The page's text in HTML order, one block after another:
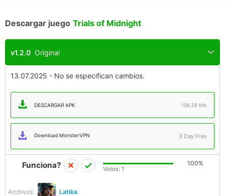
Descargar juego Trials of Midnight
v1.2.0 Original
13.07.2025 - No se especifican cambios.
DESCARGAR APK 106.58 Mb
Download MonsterVPN 3 Day Free
Archivos: Latika
Funciona? 100%
Votos: 1